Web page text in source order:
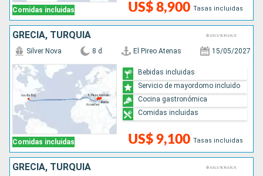
Comidas incluidas US$ 8,900 Tasas incluidas
GRECIA, TURQUÍA
Comidas incluidas
Silver Nova 8 d El Pireo Atenas 15/05/2027
US$ 9,100 Tasas incluidas
Bebidas incluidas
Servicio de mayordomo incluido
Cocina gastronómica
Comidas incluidas
GRECIA, TURQUÍA